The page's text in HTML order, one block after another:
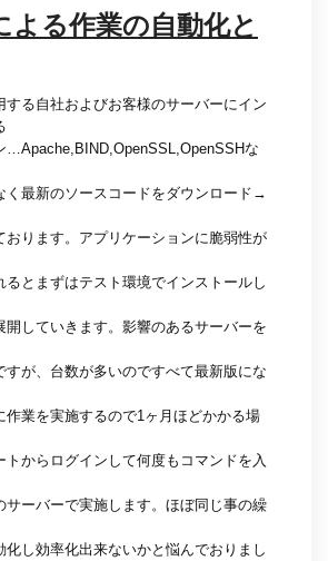
る作業の自動化と
する自社およびお客様のサーバーにイン
…Apache,BIND,OpenSSL,OpenSSHな
く最新のソースコードをダウンロード→
おります。アプリケーションに脆弱性が
るとまずはテスト環境でインストールし
開していきます。影響のあるサーバーを
すが、台数が多いのですべて最新版にな
作業を実施するので1ヶ月ほどかかる場
トからログインして何度もコマンドを入
サーバーで実施します。ほぼ同じ事の繰
化し効率化出来ないかと悩んでおりまし